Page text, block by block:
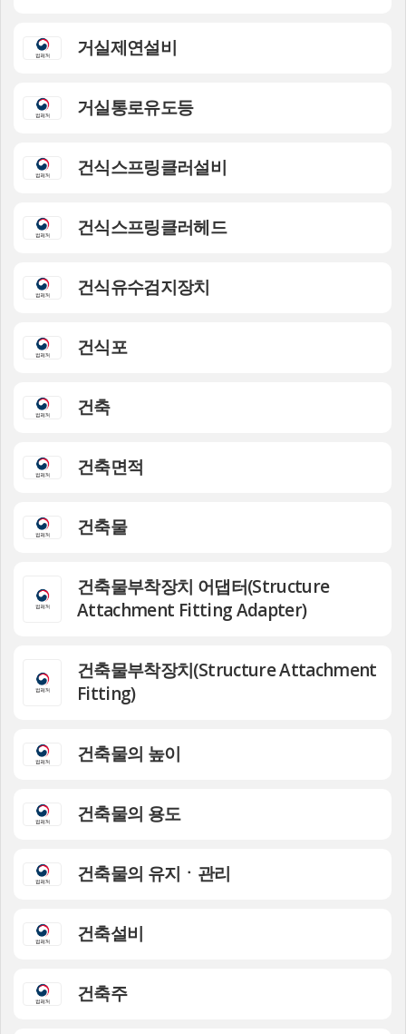
거실제연설비
거실통로유도등
건식스프링클러설비
건식스프링클러헤드
건식유수검지장치
건식포
건축
건축면적
건축물
건축물부착장치 어댑터(Structure
Attachment Fitting Adapter)
건축물부착장치(Structure Attachment
Fitting)
건축물의 높이
건축물의 용도
건축물의 유지ㆍ관리
건축설비
건축주